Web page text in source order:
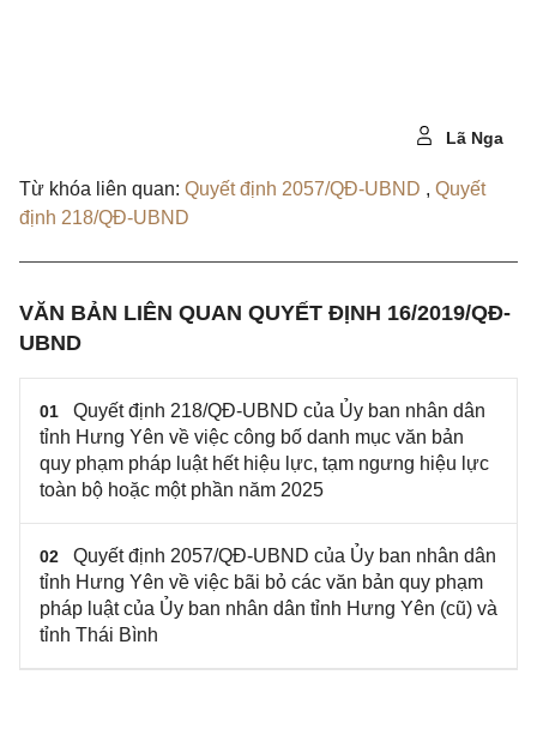
Lã Nga
Từ khóa liên quan: Quyết định 2057/QĐ-UBND , Quyết
định 218/QĐ-UBND
VĂN BẢN LIÊN QUAN QUYẾT ĐỊNH 16/2019/QĐ-
UBND
01
Quyết định 218/QĐ-UBND của Ủy ban nhân dân
tỉnh Hưng Yên về việc công bố danh mục văn bản
quy phạm pháp luật hết hiệu lực, tạm ngưng hiệu lực
toàn bộ hoặc một phần năm 2025
02
Quyết định 2057/QĐ-UBND của Ủy ban nhân dân
tỉnh Hưng Yên về việc bãi bỏ các văn bản quy phạm
pháp luật của Ủy ban nhân dân tỉnh Hưng Yên (cũ) và
tỉnh Thái Bình